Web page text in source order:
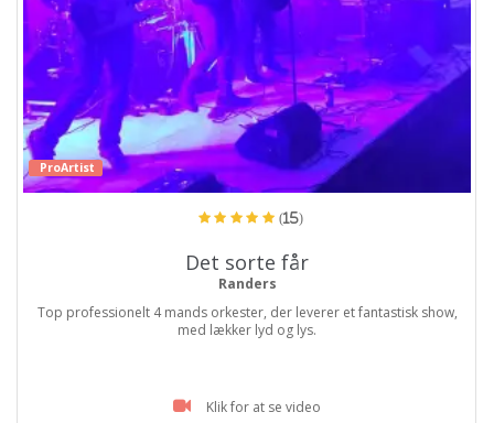
ProArtist
(15)
Det sorte får
Randers
Top professionelt 4 mands orkester, der leverer et fantastisk show,
med lækker lyd og lys.
Klik for at se video